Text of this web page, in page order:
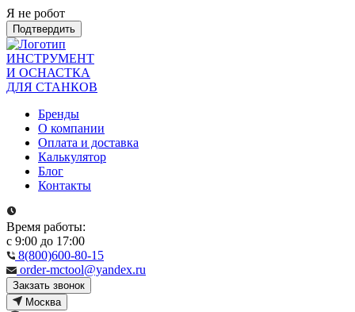
Я не робот
Подтвердить
ИНСТРУМЕНТ
И ОСНАСТКА
ДЛЯ СТАНКОВ
Бренды
О компании
Оплата и доставка
Калькулятор
Блог
Контакты
Время работы:
с 9:00 до 17:00
8(800)600-80-15
order-mctool@yandex.ru
Закзать звонок
Москва